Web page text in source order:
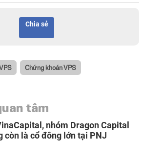
Chia sẻ
Chứng khoán VPS
tâm
nhóm Dragon Capital
còn là cổ đông lớn tại PNJ